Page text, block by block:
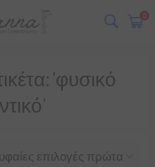
0
'φυσικό